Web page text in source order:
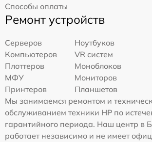
Способы оплаты
Ремонт устройств
Серверов
Ноутбуков
Компьютеров
VR систем
Плоттеров
Моноблоков
МФУ
Мониторов
Принтеров
Планшетов
Мы занимаемся ремонтом и
обслуживанием техники HP по
гарантийного периода. Наш центр в
работает независимо и не имеет